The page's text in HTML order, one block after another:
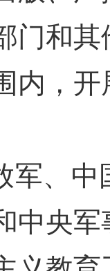
门和
内，
军、
中央